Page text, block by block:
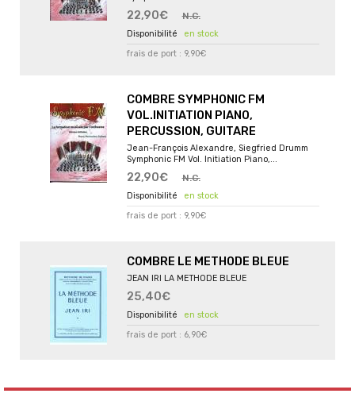
22,90€ N.C.
en stock
frais de port : 9,90€
COMBRE SYMPHONIC FM
VOL.INITIATION PIANO,
PERCUSSION, GUITARE
Jean-François Alexandre, Siegfried Drumm
Symphonic FM Vol. Initiation Piano,...
22,90€ N.C.
en stock
frais de port : 9,90€
COMBRE LE METHODE BLEUE
JEAN IRI LA METHODE BLEUE
25,40€
en stock
frais de port : 6,90€